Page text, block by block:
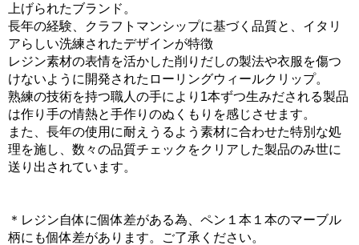
上げられたブランド。
長年の経験、クラフトマンシップに基づく品質と、イタリ
アらしい洗練されたデザインが特徴
レジン素材の表情を活かした削りだしの製法や衣服を傷つ
けないように開発されたローリングウィールクリップ。
熟練の技術を持つ職人の手により1本ずつ生みだされる製品
は作り手の情熱と手作りのぬくもりを感じさせます。
また、長年の使用に耐えうるよう素材に合わせた特別な処
理を施し、数々の品質チェックをクリアした製品のみ世に
送り出されています。
＊レジン自体に個体差がある為、ペン１本１本のマーブル
柄にも個体差があります。ご了承ください。